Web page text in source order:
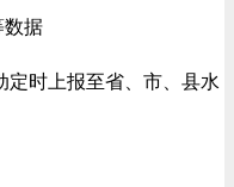
数据
定时上报至省、市、县水